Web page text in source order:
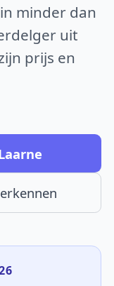
minder dan
uit
prijs en